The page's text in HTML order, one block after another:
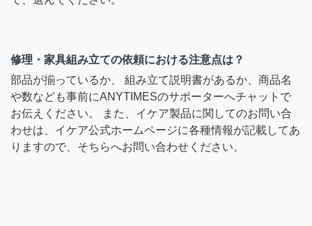
修理・家具組み立ての依頼における注意点は？
部品が揃っているか、 組み立て説明書があるか、商品名
や数なども事前にANYTIMESのサポーターへチャットで
お伝えください。 また、イケア製品に関してのお問い合
わせは、イケア公式ホームページに各種情報が記載してあ
りますので、そちらへお問い合わせください。